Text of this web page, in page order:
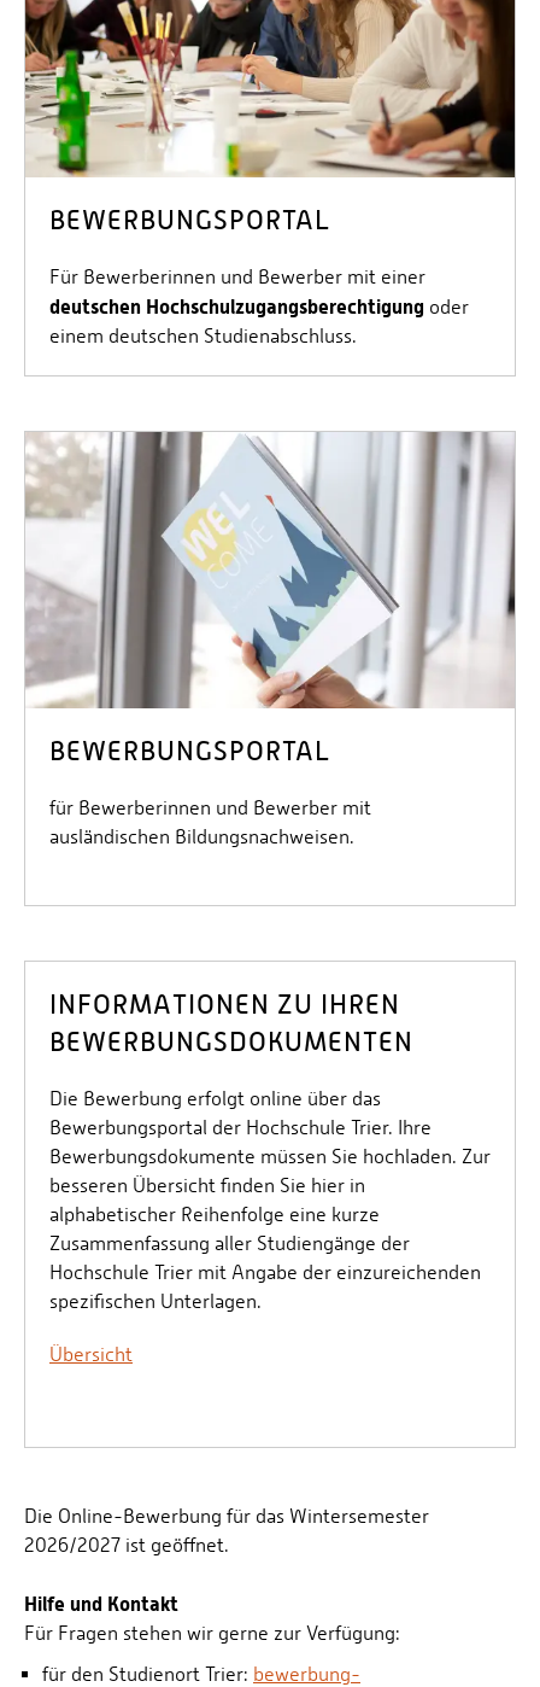
Personalvertretungen
Schwerbehindertenvertretungen
Informationssicherheit
Personalentwicklung
Personensuche
BEWERBUNGSPORTAL
Für Bewerberinnen und Bewerber mit einer
deutschen Hochschulzugangsberechtigung oder
einem deutschen Studienabschluss.
BEWERBUNGSPORTAL
für Bewerberinnen und Bewerber mit
ausländischen Bildungsnachweisen.
INFORMATIONEN ZU IHREN
BEWERBUNGSDOKUMENTEN
Die Bewerbung erfolgt online über das
Bewerbungsportal der Hochschule Trier. Ihre
Bewerbungsdokumente müssen Sie hochladen. Zur
besseren Übersicht finden Sie hier in
alphabetischer Reihenfolge eine kurze
Zusammenfassung aller Studiengänge der
Hochschule Trier mit Angabe der einzureichenden
spezifischen Unterlagen.
Übersicht
Die Online-Bewerbung für das Wintersemester
2026/2027 ist geöffnet.
Hilfe und Kontakt
Für Fragen stehen wir gerne zur Verfügung:
für den Studienort Trier: bewerbung-